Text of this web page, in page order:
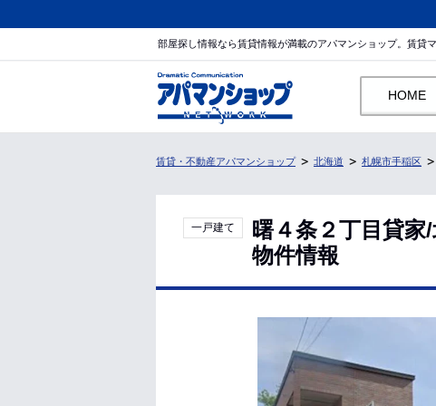
部屋探し情報なら賃貸情報が満載のアパマンショップ。賃貸
HOME
賃貸・不動産アパマンショップ 北海道 札幌市手稲区
一戸建て
曙４条２丁目貸
物件情報